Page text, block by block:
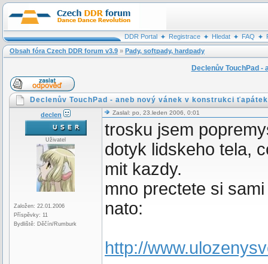
DDR Portal Registrace Hledat FAQ
Obsah fóra Czech DDR forum v3.9 » Pady, softpady, hardpady
Declenův TouchPad
Declenův TouchPad - aneb nový vánek v konstrukci ťapátek
declen
Uživatel
Založen: 22.01.2006
Příspěvky: 11
Bydliště: Děčín/Rumburk
Zaslal: po, 23.leden 2006, 0:01
trosku jsem
dotyk lidskeho tela,
mit kazdy.
mno prectete si
nato:
http://